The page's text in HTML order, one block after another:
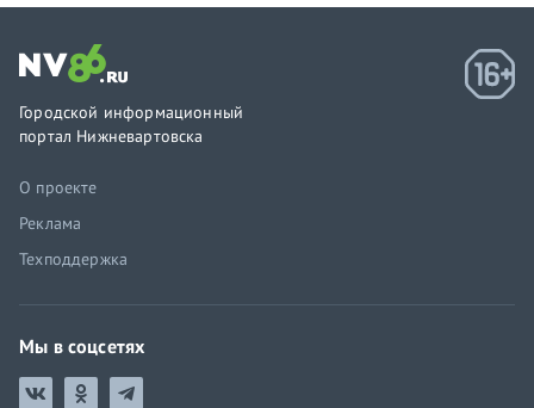
Городской информационный
портал Нижневартовска
О проекте
Реклама
Техподдержка
Мы в соцсетях